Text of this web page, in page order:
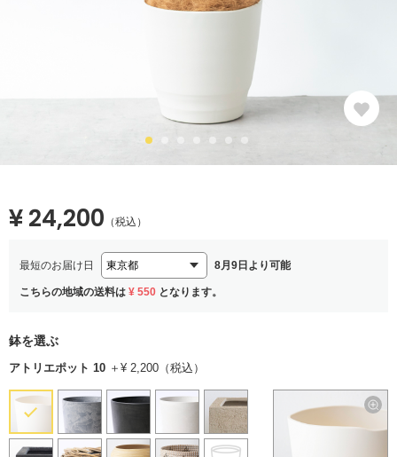
¥ 24,200 （税込）
最短のお届け日 8月9日より可能
こちらの地域の送料は ¥ 550 となります。
鉢を選ぶ
アトリエポット 10 ＋¥ 2,200（税込）